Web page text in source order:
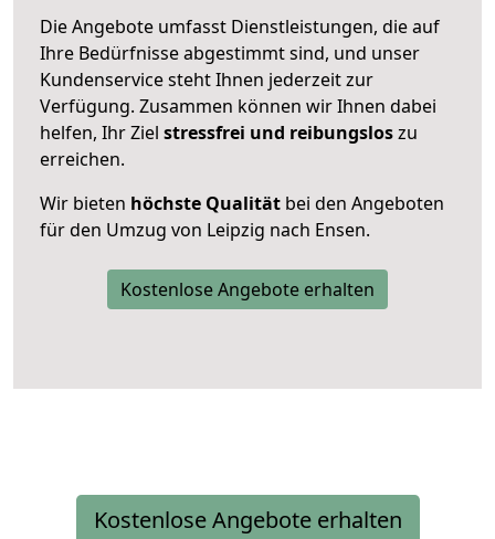
Die Angebote umfasst Dienstleistungen, die auf
Ihre Bedürfnisse abgestimmt sind, und unser
Kundenservice steht Ihnen jederzeit zur
Verfügung. Zusammen können wir Ihnen dabei
helfen, Ihr Ziel stressfrei und reibungsloszu
erreichen.
Wir bieten höchste Qualität bei den Angeboten
für den Umzug von Leipzig nach Ensen.
Kostenlose Angebote erhalten
Kostenlose Angebote erhalten